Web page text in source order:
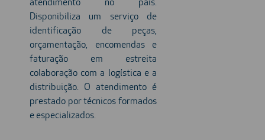
atendimento no país.
Disponibiliza um serviço de
identificação de peças,
orçamentação, encomendas e
faturação em estreita
colaboração com a logística e a
distribuição. O atendimento é
prestado por técnicos formados
e especializados.